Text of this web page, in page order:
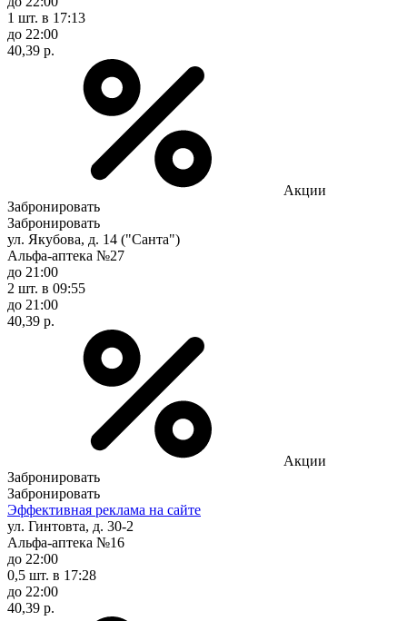
1 шт. в 17:13
до 22:00
40,39 р.
Акции
Забронировать
Забронировать
ул. Якубова, д. 14 ("Санта")
Альфа-аптека №27
до 21:00
2 шт. в 09:55
до 21:00
40,39 р.
Акции
Забронировать
Забронировать
Эффективная реклама на сайте
ул. Гинтовта, д. 30-2
Альфа-аптека №16
до 22:00
0,5 шт. в 17:28
до 22:00
40,39 р.